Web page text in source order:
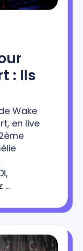
: Ils
Wake
en live
…